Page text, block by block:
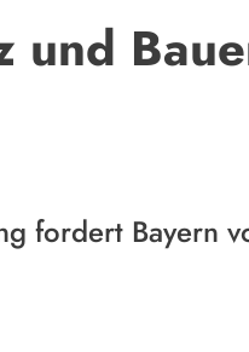
und
fordert Bayern